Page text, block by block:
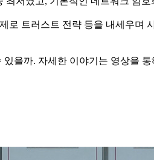
로 트러스트 전략 등을 내세우며
을까. 자세한 이야기는 영상을